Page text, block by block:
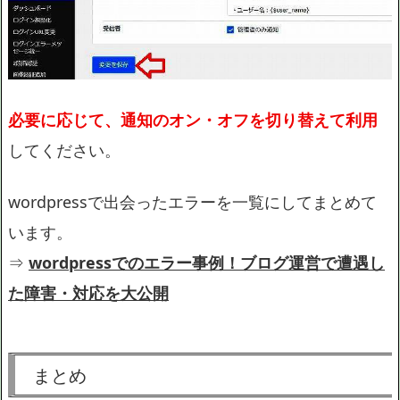
必要に応じて、通知のオン・オフを切り替えて利用
してください。
wordpressで出会ったエラーを一覧にしてまとめて
います。
⇒ wordpressでのエラー事例！ブログ運営で遭遇し
た障害・対応を大公開
まとめ